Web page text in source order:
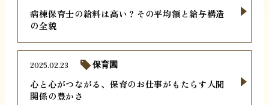
病棟保育士の給料は高い？その平均額と給与構造
の全貌
心と心がつながる、保育のお仕事がもたらす人間
関係の豊かさ
2025.02.23 保育園